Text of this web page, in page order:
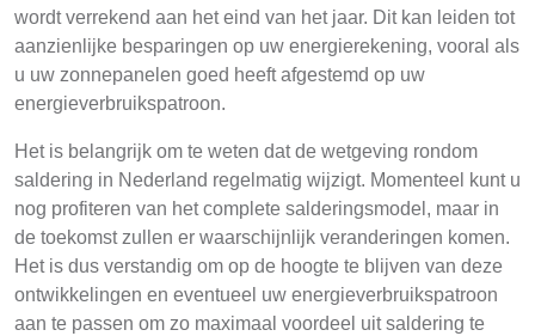
wordt verrekend aan het eind van het jaar. Dit kan leiden tot
aanzienlijke besparingen op uw energierekening, vooral als
u uw zonnepanelen goed heeft afgestemd op uw
energieverbruikspatroon.
Het is belangrijk om te weten dat de wetgeving rondom
saldering in Nederland regelmatig wijzigt. Momenteel kunt u
nog profiteren van het complete salderingsmodel, maar in
de toekomst zullen er waarschijnlijk veranderingen komen.
Het is dus verstandig om op de hoogte te blijven van deze
ontwikkelingen en eventueel uw energieverbruikspatroon
aan te passen om zo maximaal voordeel uit saldering te